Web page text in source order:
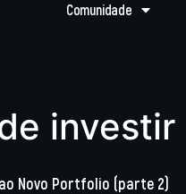
Comunidade
investir
Novo Portfolio (parte 2)